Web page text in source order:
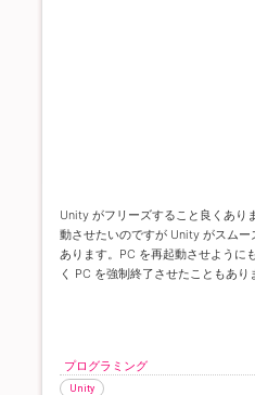
Unity がフリーズすること良くあり
動させたいのですが Unity がスム
あります。 PC を再起動させように
く PC を強制終了させたこともあり
プログラミング
Unity